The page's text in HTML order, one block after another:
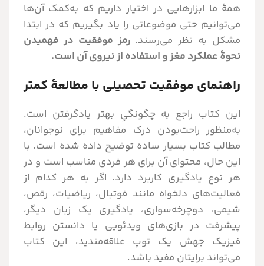
همۀ ما ابزارهایی در اختیار داریم که به‌کمک آن‌ها
می‌توانیم حتی موضوعاتی را یاد بگیریم که در ابتدا
مشکل به نظر می‌رسند.رمز موفقیت در فهمیدن
نحوۀ عملکرد مغز و استفاده از نیروی آن است.
راهنمای موفقیت تحصیلی با مطالعۀ کمتر
این کتاب راجع به چگونگیِ بهتر یادگرفتن است.
به‌منظور راحت‌بودن درک مفاهیم برای نوجوانان،
مطالب کتاب بسیار ساده توضیح داده شده است. با
این حال، محتوای آن برای هر فردی مناسب است و در
هر نوع یادگیری کاربرد دارد. اگر به هر کدام از
فعالیت‌های دلخواه مانند فوتبال، ریاضیات، رقص،
شیمی، دوچرخه‌سواری، یادگیری یک زبان دیگر،
پیشرفت در بازی‌های ویدئویی یا دانستن روابط
فیزیک جهش یک توپ علاقه‌مندید، این کتاب
می‌تواند برایتان مفید باشد.